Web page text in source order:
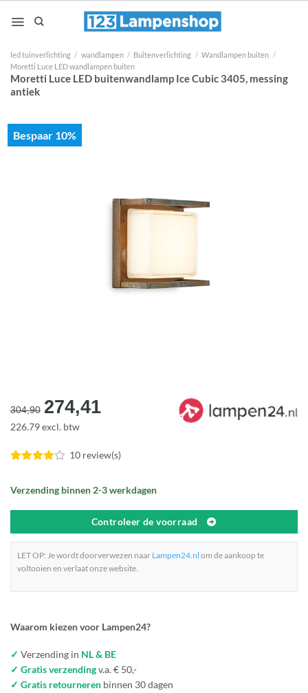
naar
led tuinverlichting / wandlampen / Buitenverlichting / Wandlampen buiten /
Moretti Luce LED wandlampen buiten
Moretti Luce LED buitenwandlamp Ice Cubic 3405, messing
antiek
Bespaar 10%
304,90 Oorspronkelijke
prijs
€304,90.
274,41Huidige
€274,41.
226.79 excl. btw
10 review(s)
Verzending binnen 2-3 werkdagen
Controleer de voorraad
LET OP: Je wordt doorverwezen naar Lampen24.nl om de aankoop te
voltooien en verlaat onze website.
Waarom kiezen voor Lampen24?
✓ Verzending in NL & BE
✓ Gratis verzendingv.a. € 50,-
✓ Gratis retourneren binnen 30 dagen